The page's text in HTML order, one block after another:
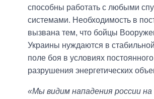
способны работать с любыми
системами. Необходимость в
вызвана тем, что бойцы
Украины нуждаются в
поле боя в условиях постоянного
разрушения энергетических
«Мы видим нападения россии на